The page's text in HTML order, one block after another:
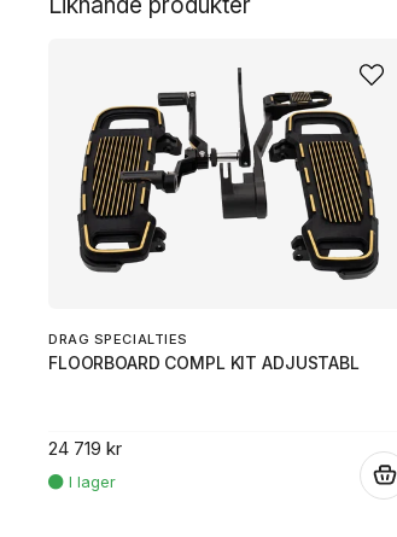
DRAG SPECIALTIES
FLOORBOARD COMPL KIT ADJUSTABL
24 719 kr